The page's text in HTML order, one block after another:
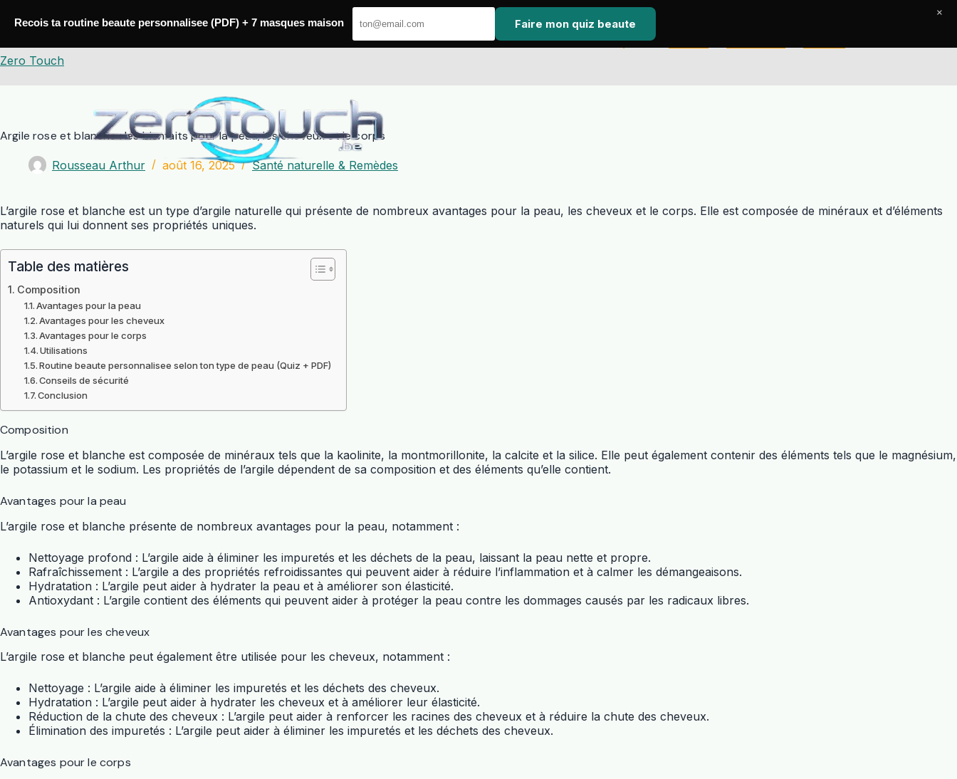
Zero Touch
Argile rose et blanche : les bienfaits pour la peau, les cheveux et le corps
Rousseau Arthur août 16, 2025 Santé naturelle & Remèdes
L’argile rose et blanche est un type d’argile naturelle qui présente de nombreux avantages pour la peau, les cheveux et le corps. Elle est composée de minéraux et d’éléments
naturels qui lui donnent ses propriétés uniques.
Table des matières
Composition
Avantages pour la peau
Avantages pour les cheveux
Avantages pour le corps
Utilisations
Routine beaute personnalisee selon ton type de peau (Quiz + PDF)
Conseils de sécurité
Conclusion
Composition
L’argile rose et blanche est composée de minéraux tels que la kaolinite, la montmorillonite, la calcite et la silice. Elle peut également contenir des éléments tels que le magnésium,
le potassium et le sodium. Les propriétés de l’argile dépendent de sa composition et des éléments qu’elle contient.
Avantages pour la peau
L’argile rose et blanche présente de nombreux avantages pour la peau, notamment :
Nettoyage profond : L’argile aide à éliminer les impuretés et les déchets de la peau, laissant la peau nette et propre.
Rafraîchissement : L’argile a des propriétés refroidissantes qui peuvent aider à réduire l’inflammation et à calmer les démangeaisons.
Hydratation : L’argile peut aider à hydrater la peau et à améliorer son élasticité.
Antioxydant : L’argile contient des éléments qui peuvent aider à protéger la peau contre les dommages causés par les radicaux libres.
Avantages pour les cheveux
L’argile rose et blanche peut également être utilisée pour les cheveux, notamment :
Nettoyage : L’argile aide à éliminer les impuretés et les déchets des cheveux.
Hydratation : L’argile peut aider à hydrater les cheveux et à améliorer leur élasticité.
Réduction de la chute des cheveux : L’argile peut aider à renforcer les racines des cheveux et à réduire la chute des cheveux.
Élimination des impuretés : L’argile peut aider à éliminer les impuretés et les déchets des cheveux.
Avantages pour le corps
Recois ta routine beaute personnalisee (PDF) + 7 masques maison Faire mon quiz beaute
×